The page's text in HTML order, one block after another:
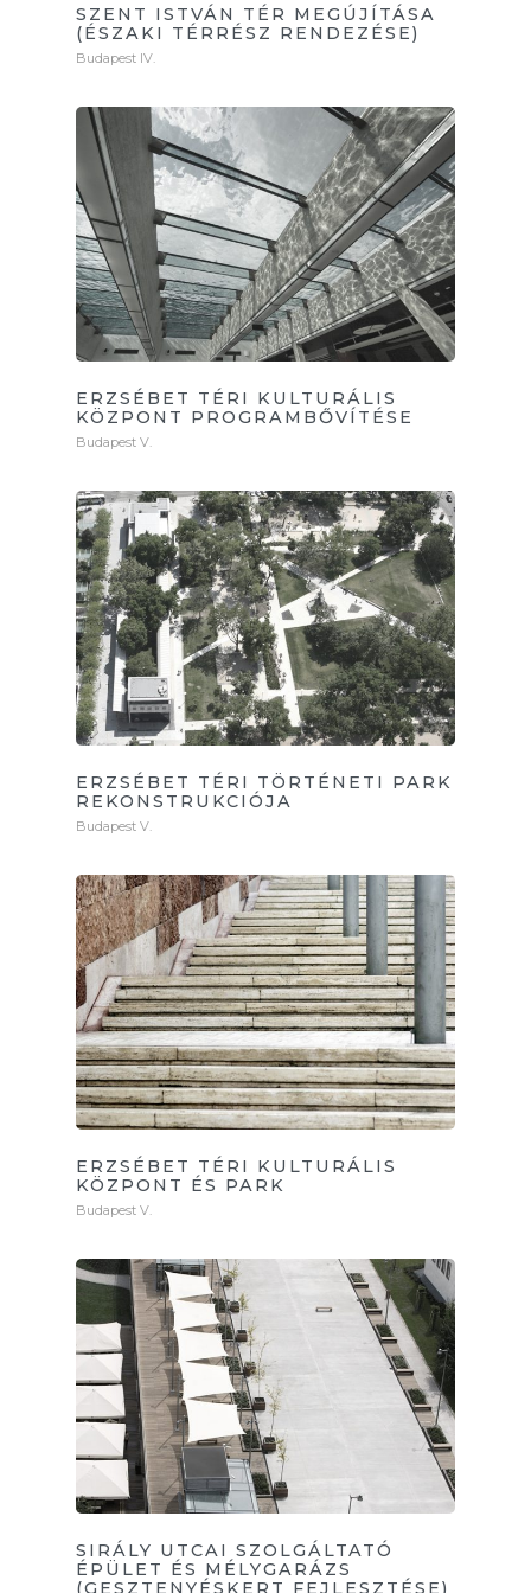
SZENT ISTVÁN TÉR MEGÚJÍTÁSA
(ÉSZAKI TÉRRÉSZ RENDEZÉSE)
Budapest IV.
ERZSÉBET TÉRI KULTURÁLIS
KÖZPONT PROGRAMBŐVÍTÉSE
Budapest V.
ERZSÉBET TÉRI TÖRTÉNETI PARK
REKONSTRUKCIÓJA
Budapest V.
ERZSÉBET TÉRI KULTURÁLIS
KÖZPONT ÉS PARK
Budapest V.
SIRÁLY UTCAI SZOLGÁLTATÓ
ÉPÜLET ÉS MÉLYGARÁZS
(GESZTENYÉSKERT FEJLESZTÉSE)